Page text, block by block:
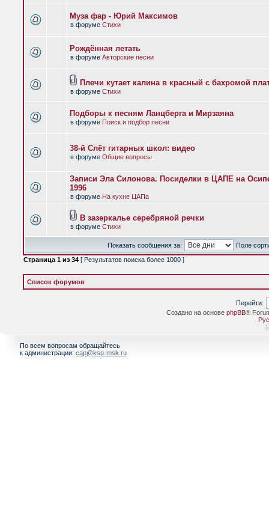
Муза фар - Юрий Максимов
в форуме Стихи
Рождённая летать
в форуме Авторские песни
Плечи кутает калина в красный с бахромой
в форуме Стихи
Подборы к песням Ланцберга и Мирзаяна
в форуме Поиск и подбор песни
38-й Слёт гитарных школ: видео
в форуме Общие вопросы
Записи Эла Силонова. Посиделки в ЦАПЕ на
1996
в форуме На кухне ЦАПа
В зазеркалье серебряной речки
в форуме Стихи
Показать сообщения за:
Поле
Страница 1 из 34 [ Результатов поиска более 1000 ]
Список форумов
Перейти:
Создано на основе phpBB®
[
По всем вопросам обращайтесь
к администрации: cap@ksp-msk.ru